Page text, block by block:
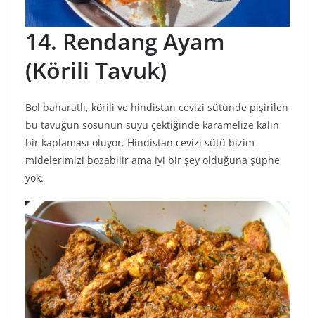
14. Rendang Ayam
(Körili Tavuk)
Bol baharatlı, körili ve hindistan cevizi sütünde pişirilen
bu tavuğun sosunun suyu çektiğinde karamelize kalın
bir kaplaması oluyor. Hindistan cevizi sütü bizim
midelerimizi bozabilir ama iyi bir şey olduğuna şüphe
yok.